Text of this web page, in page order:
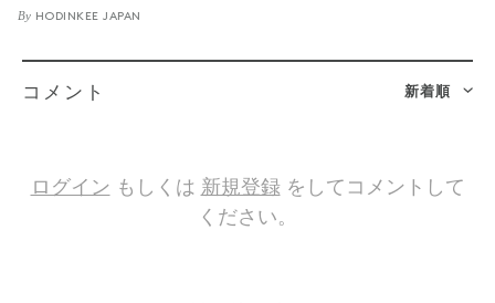
By HODINKEE JAPAN
新着順
コメント
ログイン もしくは 新規登録をしてコメントして
ください。